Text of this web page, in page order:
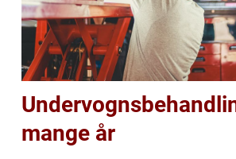
mange år